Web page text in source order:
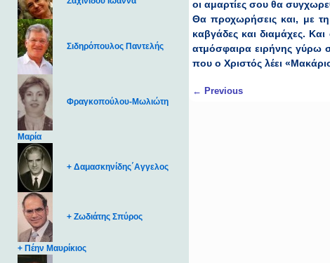
Σιδηρόπουλος Παντελής
Φραγκοπούλου-Μωλιώτη
Μαρία
+ Δαμασκηνίδης΄Αγγελος
+ Ζωδιάτης Σπύρος
+ Πέην Μαυρίκιος
οι αμαρτίες σου θα
Θα προχωρήσεις και, με τη
καβγάδες και διαμάχες.
ατμόσφαιρα ειρήνης γύρω
που ο Χριστός λέει
Post navigation
← Previous